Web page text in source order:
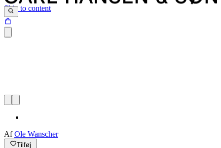
Skip to content
AfOle Wanscher
Tilføj